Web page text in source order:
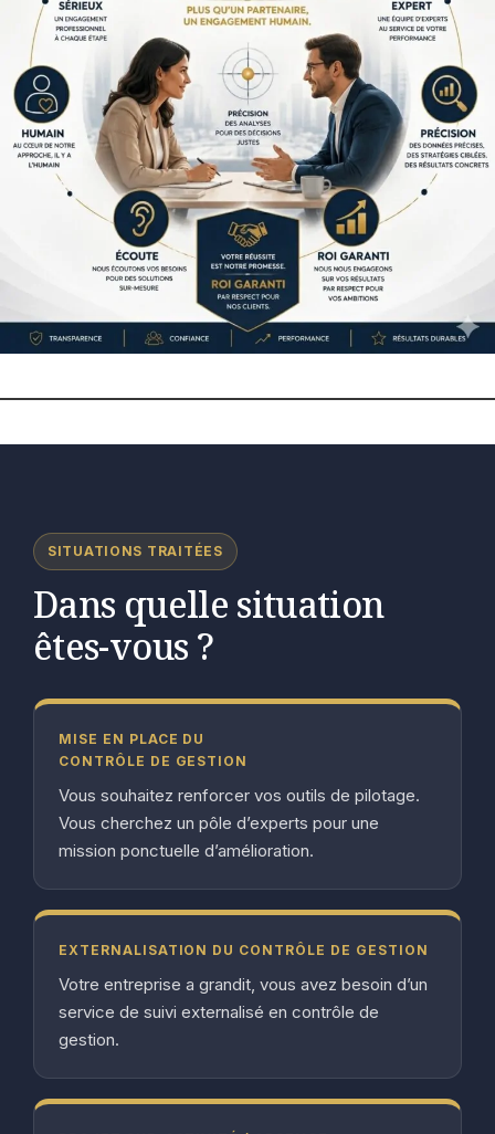
SITUATIONS TRAITÉES
Dans quelle situation
êtes-vous ?
MISE EN PLACE DU
CONTRÔLE DE GESTION
Vous souhaitez renforcer vos outils de pilotage.
Vous cherchez un pôle d’experts pour une
mission ponctuelle d’amélioration.
EXTERNALISATION DU CONTRÔLE DE GESTION
Votre entreprise a grandit, vous avez besoin d’un
service de suivi externalisé en contrôle de
gestion.